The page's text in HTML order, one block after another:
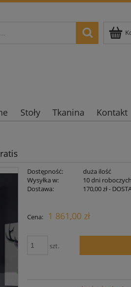
Stoły Tkanina Kontakt
Dostępność:
duża ilość
Wysyłka w:
10 dni roboczych
Dostawa:
170,00 zł-
płatności
Cena: 1 861,00 zł
szt.